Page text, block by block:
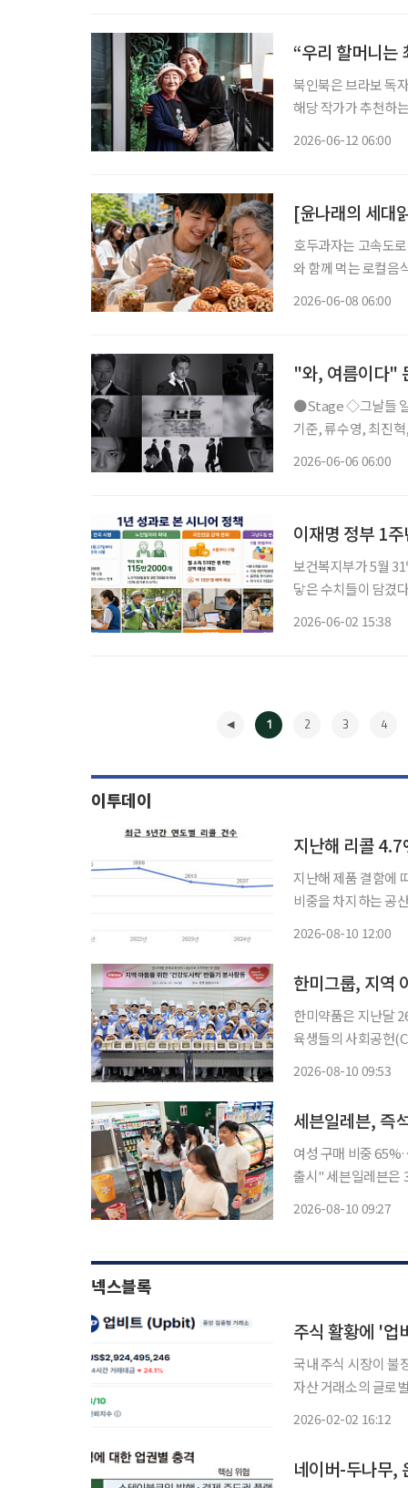
“우리 할머니는
북인북은 브라보 독
해당 작가가 추천하는 책도 함께 즐겨보
2026-06-12 06:00
[윤나래의 세대
호두과자는 고속도
와 함께 먹는 로컬음
2026-06-08 06:00
"와, 여름이다"
●Stage ◇그날들 일정 6월 9일 ~ 8월 23일 장소 디큐브 링크아트센터 연출 장유정 출연 엄
기준, 류수영, 최진혁, 김정현
2026-06-06 06:00
이재명 정부 1
보건복지부가 5월
닿은 수치들이 담겼
2026-06-02 15:38
1 2 3 4
이투데이
지난해 리콜
지난해 제품 결함에
비중을 차지하는 공
2026-08-10 12:00
한미그룹, 지역
한미약품은 지난달
육생들의 사회공헌
2026-08-10 09:53
세븐일레븐, 즉
여성 구매 비중
출시" 세븐일레븐은 3월 출시한 즉석 스무디가 누적 판매량 70만잔을 돌파했다고 10일 밝혔
2026-08-10 09:27
넥스블록
주식 활황에 '업
국내 주식 시장이 불
자산 거래소의 글로벌 순위가 크게 떨어
2026-02-02 16:12
네이버-두나무,